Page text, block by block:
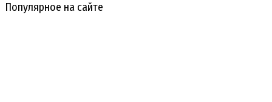
Популярное на сайте